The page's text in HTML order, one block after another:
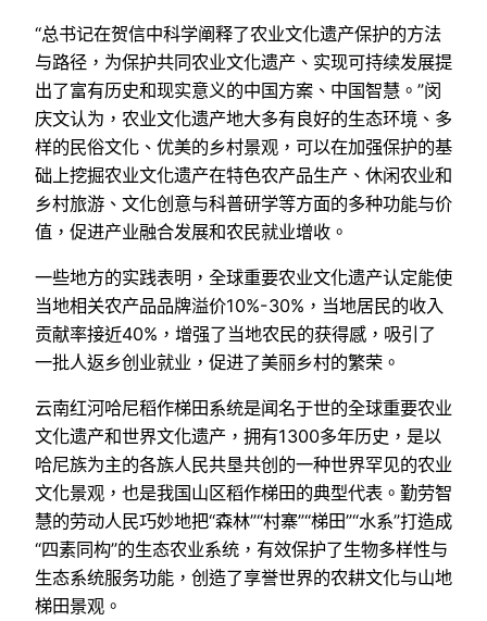
“总书记在贺信中科学阐释了农业文化遗产保护的方法
与路径，为保护共同农业文化遗产、实现可持续发展提
出了富有历史和现实意义的中国方案、中国智慧。”闵
庆文认为，农业文化遗产地大多有良好的生态环境、多
样的民俗文化、优美的乡村景观，可以在加强保护的基
础上挖掘农业文化遗产在特色农产品生产、休闲农业和
乡村旅游、文化创意与科普研学等方面的多种功能与价
值，促进产业融合发展和农民就业增收。
一些地方的实践表明，全球重要农业文化遗产认定能使
当地相关农产品品牌溢价10%-30%，当地居民的收入
贡献率接近40%，增强了当地农民的获得感，吸引了
一批人返乡创业就业，促进了美丽乡村的繁荣。
云南红河哈尼稻作梯田系统是闻名于世的全球重要农业
文化遗产和世界文化遗产，拥有1300多年历史，是以
哈尼族为主的各族人民共垦共创的一种世界罕见的农业
文化景观，也是我国山区稻作梯田的典型代表。勤劳智
慧的劳动人民巧妙地把“森林”“村寨”“梯田”“水系”打造成
“四素同构”的生态农业系统，有效保护了生物多样性与
生态系统服务功能，创造了享誉世界的农耕文化与山地
梯田景观。